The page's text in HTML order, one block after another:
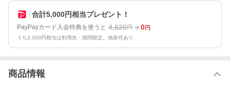
合計5,000円相当プレゼント！
PayPayカード入会特典を使うと 4,620円 0円
うち2,000円相当は利用先・期間限定。他条件あり
商品情報